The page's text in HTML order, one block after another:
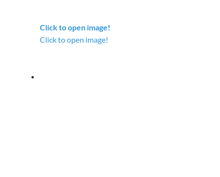
Click to open image!
Click to open image!